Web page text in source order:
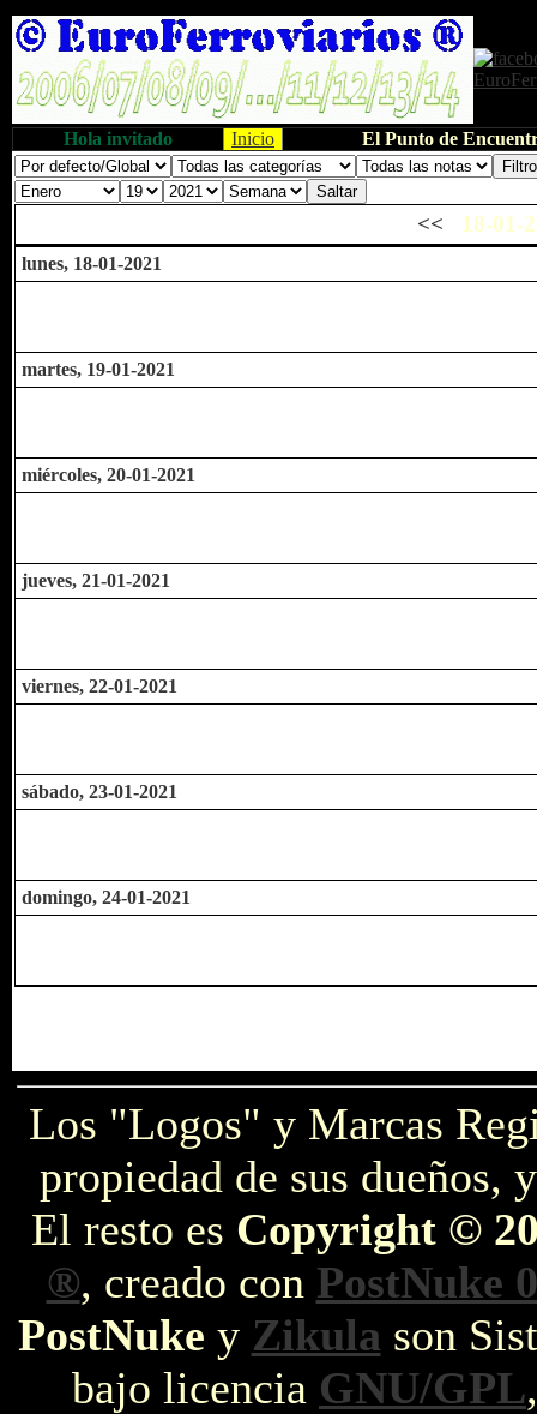
Hola invitado Inicio El Punto de
<< 18-01-
lunes, 18-01-2021
martes, 19-01-2021
miércoles, 20-01-2021
jueves, 21-01-2021
viernes, 22-01-2021
sábado, 23-01-2021
domingo, 24-01-2021
Los "Logos" y Marcas
propiedad de sus dueños,
El resto es Copyright ©
®, creado con PostNuke
PostNuke y Zikula son
bajo licencia GNU/GPL